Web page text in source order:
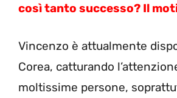
così tanto successo? Il
Vincenzo è attualmente
Corea, catturando
moltissime persone,